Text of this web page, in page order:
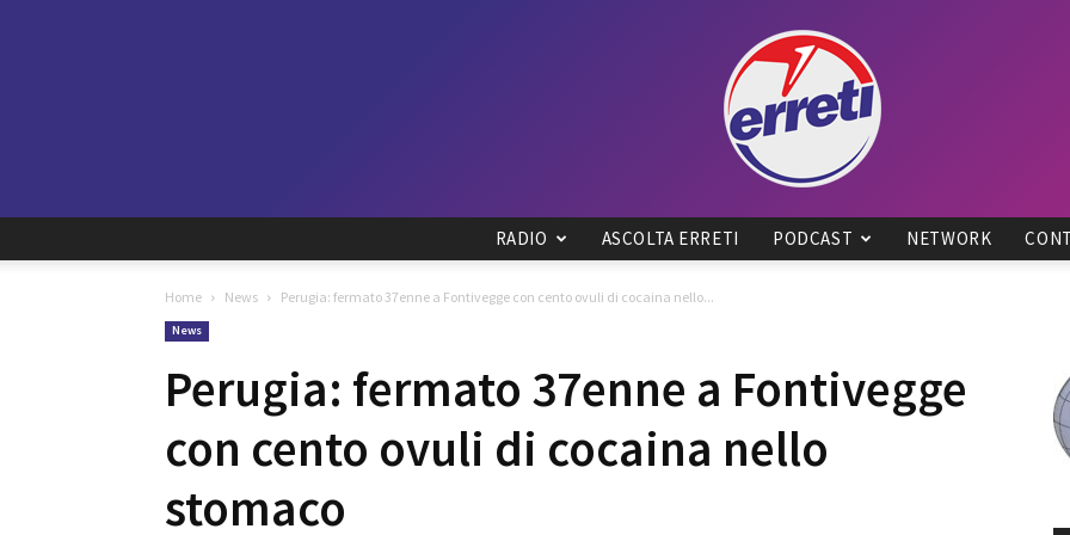
RADIO ASCOLTA ERRETI PODCAST NETWORK
Home News Perugia: fermato 37enne a Fontivegge con cento ovuli di cocaina nello...
News
Perugia: fermato 37enne a Fontivegge
con cento ovuli di cocaina nello
stomaco